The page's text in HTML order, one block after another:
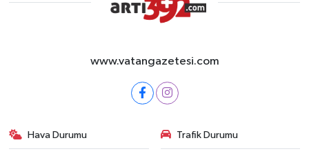
www.vatangazetesi.com
Hava Durumu Trafik Durumu